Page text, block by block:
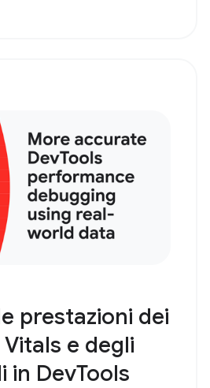
prestazioni dei
e degli
in DevTools